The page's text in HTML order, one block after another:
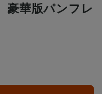
華版パンフレ